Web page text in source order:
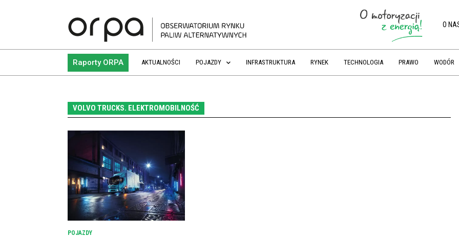
O
Raporty ORPA AKTUALNOŚCI POJAZDY INFRASTRUKTURA RYNEK TECHNOLOGIA PRAWO WODÓR
VOLVO TRUCKS. ELEKTROMOBILNOŚĆ
POJAZDY